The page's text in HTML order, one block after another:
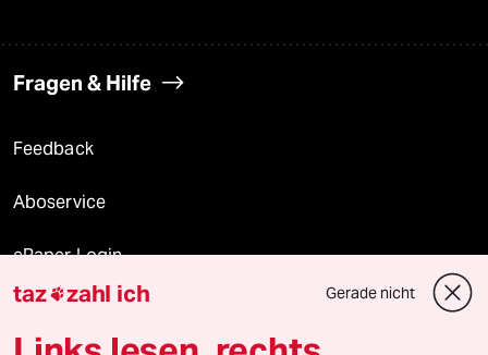
Fragen & Hilfe
Feedback
Aboservice
ePaper Login
Downloads für Abonnierende
taz zahl ich Gerade nicht